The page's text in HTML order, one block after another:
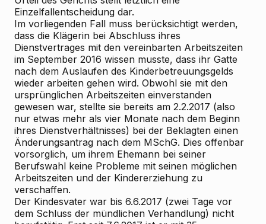
Einzelfallentscheidung dar.
Im vorliegenden Fall muss berücksichtigt werden,
dass die Klägerin bei Abschluss ihres
Dienstvertrages mit den vereinbarten Arbeitszeiten
im September 2016 wissen musste, dass ihr Gatte
nach dem Auslaufen des Kinderbetreuungsgelds
wieder arbeiten gehen wird. Obwohl sie mit den
ursprünglichen Arbeitszeiten einverstanden
gewesen war, stellte sie bereits am 2.2.2017 (also
nur etwas mehr als vier Monate nach dem Beginn
ihres Dienstverhältnisses) bei der Beklagten einen
Änderungsantrag nach dem MSchG. Dies offenbar
vorsorglich, um ihrem Ehemann bei seiner
Berufswahl keine Probleme mit seinen möglichen
Arbeitszeiten und der Kindererziehung zu
verschaffen.
Der Kindesvater war bis 6.6.2017 (zwei Tage vor
dem Schluss der mündlichen Verhandlung) nicht